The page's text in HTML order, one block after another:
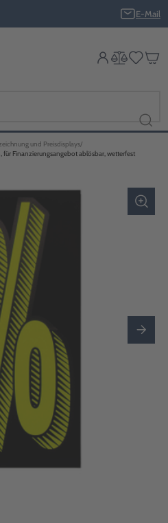
E-Mail
und Preisdisplays
Finanzierungsangebot ablösbar, wetterfest